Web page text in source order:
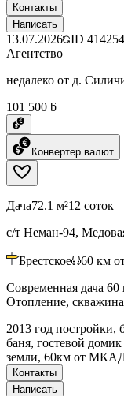
Контакты
Написать
13.07.2026 ID
Агентство
недалеко от д.
101 500 ƃ
Конвертер валют
Дача72.1 м²12 соток
с/т Неман-94,
Брестское 60 км
Современная дача
Отопление,
2013 год постройки,
баня, гостевой
земли, 60км от
Контакты
Написать